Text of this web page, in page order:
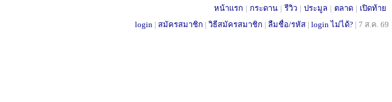
หน้าแรก | กระดาน | รีวิว | ประมูล | ตลาด | เปิดท้าย
login | สมัครสมาชิก | วิธีสมัครสมาชิก | ลืมชื่อ/รหัส | login ไม่ได้? | 7 ส.ค. 69